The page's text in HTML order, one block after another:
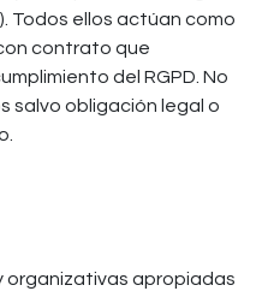
Todos ellos actúan como
con contrato que
del RGPD. No
salvo obligación legal o
organizativas apropiadas